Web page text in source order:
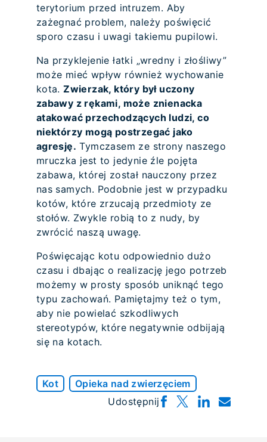
terytorium przed intruzem. Aby
zażegnać problem, należy poświęcić
sporo czasu i uwagi takiemu pupilowi.
Na przyklejenie łatki „wredny i złośliwy”
może mieć wpływ również wychowanie
kota.Zwierzak, który był uczony
zabawy z rękami, może znienacka
atakować przechodzących ludzi, co
niektórzy mogą postrzegać jako
agresję. Tymczasem ze strony naszego
mruczka jest to jedynie źle pojęta
zabawa, której został nauczony przez
nas samych. Podobnie jest w przypadku
kotów, które zrzucają przedmioty ze
stołów. Zwykle robią to z nudy, by
zwrócić naszą uwagę.
Poświęcając kotu odpowiednio dużo
czasu i dbając o realizację jego potrzeb
możemy w prosty sposób uniknąć tego
typu zachowań. Pamiętajmy też o tym,
aby nie powielać szkodliwych
stereotypów, które negatywnie odbijają
się na kotach.
Kot
Opieka nad zwierzęciem
Udostępnij